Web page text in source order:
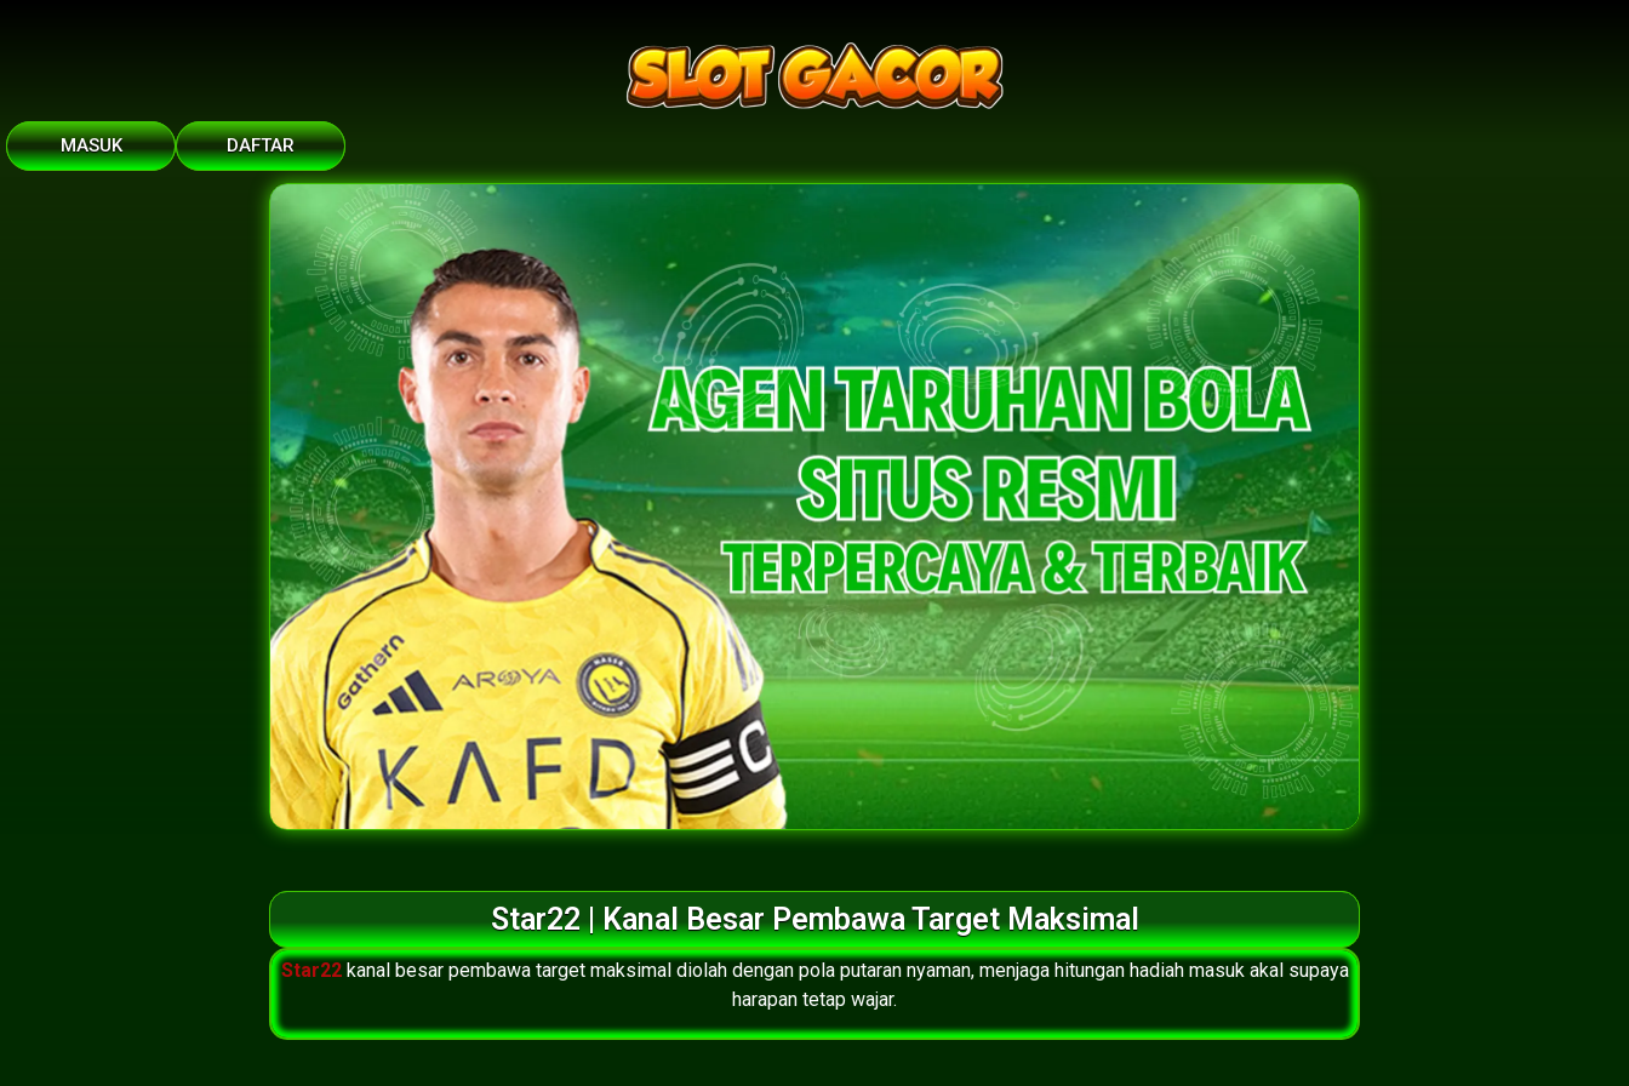
MASUK DAFTAR
Star22 | Kanal Besar Pembawa Target Maksimal
Star22 kanal besar pembawa target maksimal diolah dengan pola putaran nyaman, menjaga hitungan hadiah masuk akal supaya
harapan tetap wajar.